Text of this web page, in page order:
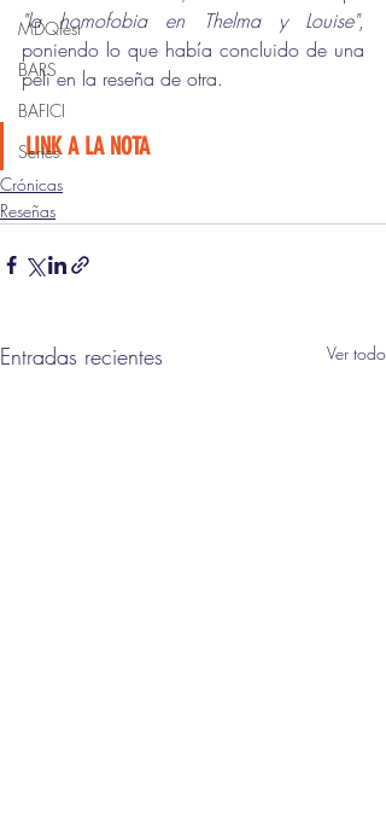
MDQfest
BARS
BAFICI
Series
"la homofobia en Thelma y Louise",
poniendo lo que había concluido de una
peli en la reseña de otra.
LINK A LA NOTA
Crónicas
Reseñas
Entradas recientes Ver todo